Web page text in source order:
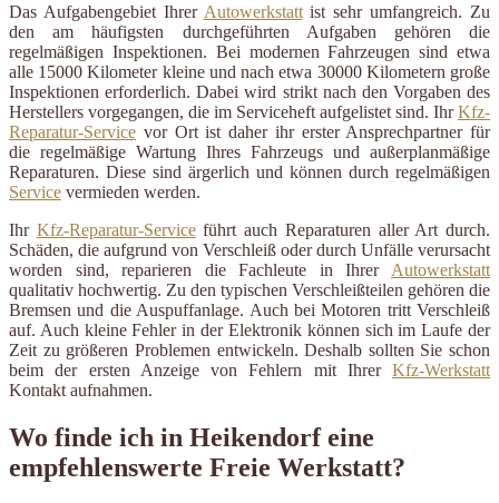
Das Aufgabengebiet Ihrer Autowerkstattist sehr umfangreich. Zu
den am häufigsten durchgeführten Aufgaben gehören die
regelmäßigen Inspektionen. Bei modernen Fahrzeugen sind etwa
alle 15000 Kilometer kleine und nach etwa 30000 Kilometern große
Inspektionen erforderlich. Dabei wird strikt nach den Vorgaben des
Herstellers vorgegangen, die im Serviceheft aufgelistet sind. IhrKfz-
Reparatur-Service vor Ort ist daher ihr erster Ansprechpartner für
die regelmäßige Wartung Ihres Fahrzeugs und außerplanmäßige
Reparaturen. Diese sind ärgerlich und können durch regelmäßigen
Service vermieden werden.
Ihr Kfz-Reparatur-Serviceführt auch Reparaturen aller Art durch.
Schäden, die aufgrund von Verschleiß oder durch Unfälle verursacht
worden sind, reparieren die Fachleute in Ihrer Autowerkstatt
qualitativ hochwertig. Zu den typischen Verschleißteilen gehören die
Bremsen und die Auspuffanlage. Auch bei Motoren tritt Verschleiß
auf. Auch kleine Fehler in der Elektronik können sich im Laufe der
Zeit zu größeren Problemen entwickeln. Deshalb sollten Sie schon
beim der ersten Anzeige von Fehlern mit Ihrer Kfz-Werkstatt
Kontakt aufnahmen.
Wo finde ich in Heikendorf eine
empfehlenswerte Freie Werkstatt?